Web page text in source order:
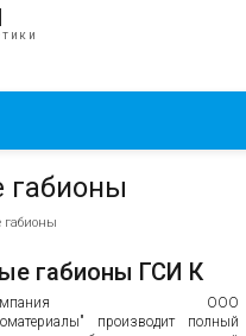
габионы
габионы
габионы ГСИ К
ООО
производит полный